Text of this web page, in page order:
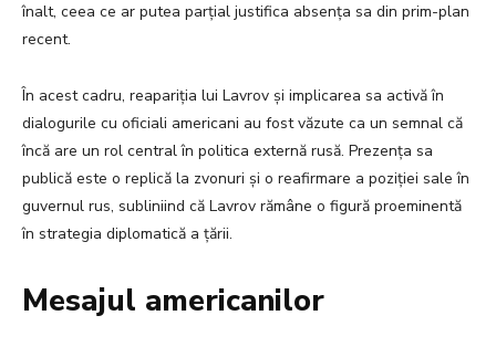
înalt, ceea ce ar putea parțial justifica absența sa din prim-plan
recent.
În acest cadru, reapariția lui Lavrov și implicarea sa activă în
dialogurile cu oficiali americani au fost văzute ca un semnal că
încă are un rol central în politica externă rusă. Prezența sa
publică este o replică la zvonuri și o reafirmare a poziției sale în
guvernul rus, subliniind că Lavrov rămâne o figură proeminentă
în strategia diplomatică a țării.
Mesajul americanilor